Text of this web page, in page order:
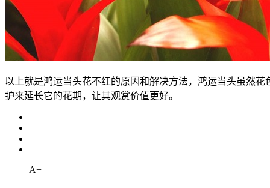
以上就是鸿运当头花不红的原因和解决方法，鸿运当头虽然
护来延长它的花期，让其观赏价值更好。
A+